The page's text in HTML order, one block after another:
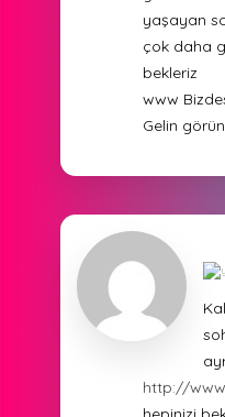
yaşayan
çok daha
bekleriz
www
Gelin
http://